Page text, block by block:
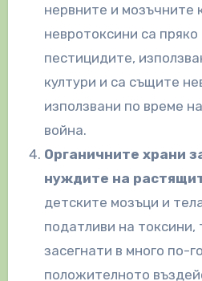
нервните и мозъчните
невротоксини са пряко
пестицидите,
култури и са същите
използвани по време
война.
Органичните храни
нуждите на
детските мозъци и
податливи на
засегнати в много по-
положителното